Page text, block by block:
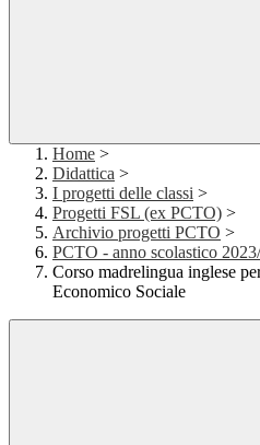
Home >
Didattica >
I progetti delle classi >
Progetti FSL (ex PCTO) >
Archivio progetti PCTO >
PCTO - anno scolastico
Corso madrelingua inglese
Economico Sociale